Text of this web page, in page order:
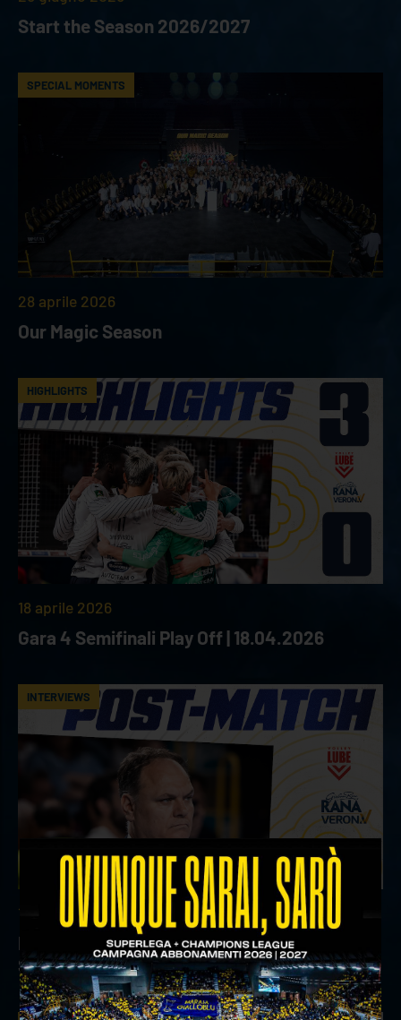
Start the Season 2026/2027
SPECIAL MOMENTS
28 aprile 2026
Our Magic Season
HIGHLIGHTS
18 aprile 2026
Gara 4 Semifinali Play Off | 18.04.2026
INTERVIEWS
18 aprile 2026
Il commento del ds Lami dopo Gara 4 delle
Semifinali Play Off